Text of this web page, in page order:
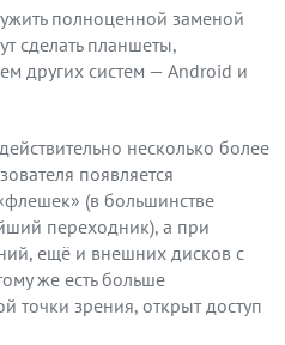
полноценной заменой
сделать планшеты,
других систем — Android и
несколько более
появляется
(в большинстве
переходник), а при
ещё и внешних дисков с
же есть больше
точки зрения, открыт доступ